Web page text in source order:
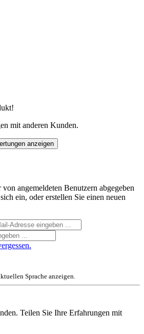
mit anderen Kunden.
anzeigen
angemeldeten Benutzern abgegeben
ein, oder erstellen Sie einen neuen
Sprache anzeigen.
Teilen Sie Ihre Erfahrungen mit